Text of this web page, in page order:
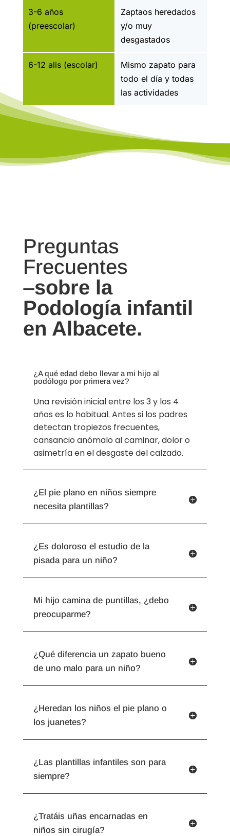
3-6 años
(preescolar)
6-12 alis (escolar)
Zaptaos heredados
y/o muy
desgastados
Mismo zapato para
todo el día y todas
las actividades
Preguntas
Frecuentes
–sobre la
Podología infantil
en Albacete.
¿A qué edad debo llevar a mi hijo al
podólogo por primera vez?
Una revisión inicial entre los 3 y los 4
años es lo habitual. Antes si los padres
detectan tropiezos frecuentes,
cansancio anómalo al caminar, dolor o
asimetría en el desgaste del calzado.
¿El pie plano en niños siempre
necesita plantillas?
¿Es doloroso el estudio de la
pisada para un niño?
Mi hijo camina de puntillas, ¿debo
preocuparme?
¿Qué diferencia un zapato bueno
de uno malo para un niño?
¿Heredan los niños el pie plano o
los juanetes?
¿Las plantillas infantiles son para
siempre?
¿Tratáis uñas encarnadas en
niños sin cirugía?